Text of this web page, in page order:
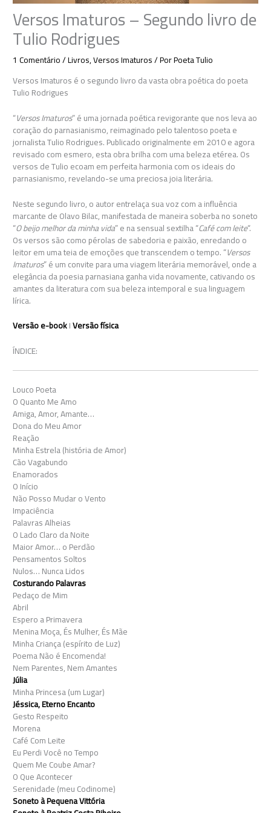
Versos Imaturos – Segundo livro de
Tulio Rodrigues
1 Comentário/Livros,Versos Imaturos/ PorPoeta Tulio
Versos Imaturos é o segundo livro da vasta obra poética do poeta
Tulio Rodrigues
“Versos Imaturos” é uma jornada poética revigorante que nos leva ao
coração do parnasianismo, reimaginado pelo talentoso poeta e
jornalista Tulio Rodrigues. Publicado originalmente em 2010 e agora
revisado com esmero, esta obra brilha com uma beleza etérea. Os
versos de Tulio ecoam em perfeita harmonia com os ideais do
parnasianismo, revelando-se uma preciosa joia literária.
Neste segundo livro, o autor entrelaça sua voz com a influência
marcante de Olavo Bilac, manifestada de maneira soberba no soneto
“O beijo melhor da minha vida” e na sensual sextilha “Café com leite“.
Os versos são como pérolas de sabedoria e paixão, enredando o
leitor em uma teia de emoções que transcendem o tempo. “Versos
Imaturos” é um convite para uma viagem literária memorável, onde a
elegância da poesia parnasiana ganha vida novamente, cativando os
amantes da literatura com sua beleza intemporal e sua linguagem
lírica.
Versão e-bookIVersão física
ÍNDICE:
Louco Poeta
O Quanto Me Amo
Amiga, Amor, Amante…
Dona do Meu Amor
Reação
Minha Estrela (história de Amor)
Cão Vagabundo
Enamorados
O Início
Não Posso Mudar o Vento
Impaciência
Palavras Alheias
O Lado Claro da Noite
Maior Amor… o Perdão
Pensamentos Soltos
Nulos… Nunca Lidos
Costurando Palavras
Pedaço de Mim
Abril
Espero a Primavera
Menina Moça, És Mulher, És Mãe
Minha Criança (espírito de Luz)
Poema Não é Encomenda!
Nem Parentes, Nem Amantes
Júlia
Minha Princesa (um Lugar)
Jéssica, Eterno Encanto
Gesto Respeito
Morena
Café Com Leite
Eu Perdi Você no Tempo
Quem Me Coube Amar?
O Que Acontecer
Serenidade (meu Codinome)
Soneto à Pequena Vittória